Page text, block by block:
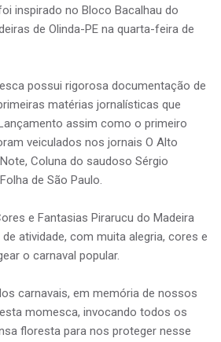
inspirado no Bloco Bacalhau do
de Olinda-PE na quarta-feira de
possui rigorosa documentação de
matérias jornalísticas que
assim como o primeiro
veiculados nos jornais O Alto
Coluna do saudoso Sérgio
de São Paulo.
e Fantasias Pirarucu do Madeira
atividade, com muita alegria, cores e
o carnaval popular.
carnavais, em memória de nossos
momesca, invocando todos os
floresta para nos proteger nesse